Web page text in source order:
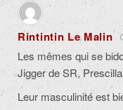
Rintintin Le Malin
Les mêmes qui se
Jigger de SR,
Leur masculinité est